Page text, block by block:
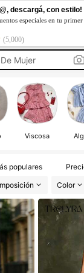
descargá, con estilo!
especiales en tu primer
(5,000)
Conjuntos Elegantes Para Dama
Conjunto De 2 Piezas Para Mujer
Mujer
Viscosa
populares
Color